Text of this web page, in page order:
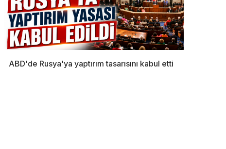
ABD'de Rusya'ya yaptırım tasarısını kabul etti